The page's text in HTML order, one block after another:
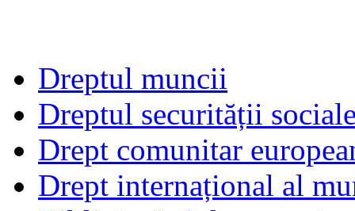
Dreptul muncii
Dreptul securității
Drept comunitar
Drept internațional al